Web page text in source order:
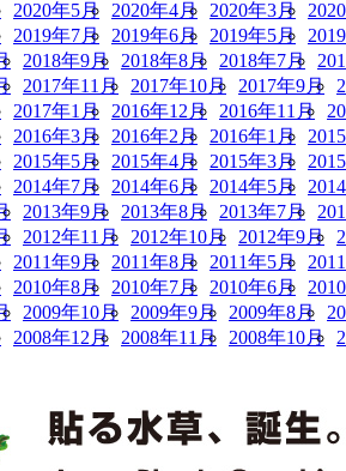
2020年5月 2020年4月 2020年3月
2019年7月 2019年6月 2019年5月
2018年9月 2018年8月 2018年7月
2017年11月 2017年10月 2017年9月
2017年1月 2016年12月 2016年11月
2016年3月 2016年2月 2016年1月
2015年5月 2015年4月 2015年3月
2014年7月 2014年6月 2014年5月
2013年9月 2013年8月 2013年7月
2012年11月 2012年10月 2012年9月
2011年9月 2011年8月 2011年5月
2010年8月 2010年7月 2010年6月
2009年10月 2009年9月 2009年8月
2008年12月 2008年11月 2008年10月